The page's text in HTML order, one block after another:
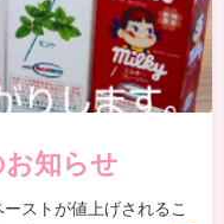
知らせ
ストが値上げされるこ